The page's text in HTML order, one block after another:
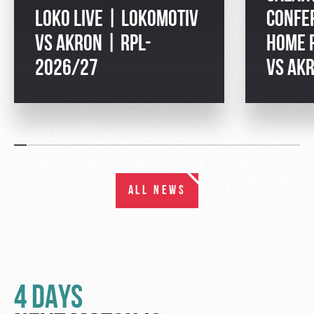
LOKO LIVE | LOKOMOTIV
VS AKRON | RPL-
2026/27
HOME
VS
ALL NEWS
4 DAYS